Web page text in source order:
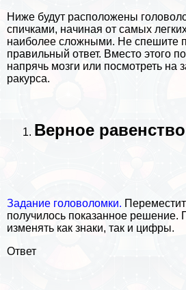
Ниже будут расположены
спичками, начиная от самых
наиболее сложными. Не спешите
правильный ответ. Вместо этого
напрячь мозги или посмотреть на
paкурса.
Верное равенство
Задание головоломки.
получилось показанное
изменять как знаки, так и цифры.
Ответ